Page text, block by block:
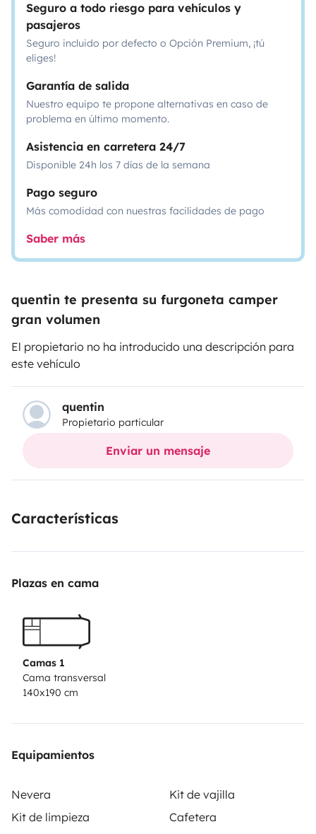
Seguro a todo riesgo para vehículos y
pasajeros
Seguro incluido por defecto o Opción Premium, ¡tú
eliges!
Garantía de salida
Nuestro equipo te propone alternativas en caso de
problema en último momento.
Asistencia en carretera 24/7
Disponible 24h los 7 días de la semana
Pago seguro
Más comodidad con nuestras facilidades de pago
Saber más
quentin te presenta su furgoneta camper
gran volumen
El propietario no ha introducido una descripción para
este vehículo
quentin
Propietario particular
Enviar un mensaje
Características
Plazas en cama
Camas 1
Cama transversal
140x190 cm
Equipamientos
Nevera
Kit de vajilla
Kit de limpieza
Cafetera